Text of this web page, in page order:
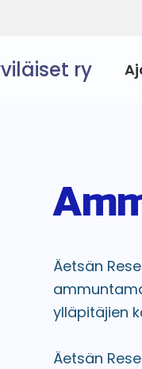
ry
Äetsän
ylläpitäjien
Äetsän